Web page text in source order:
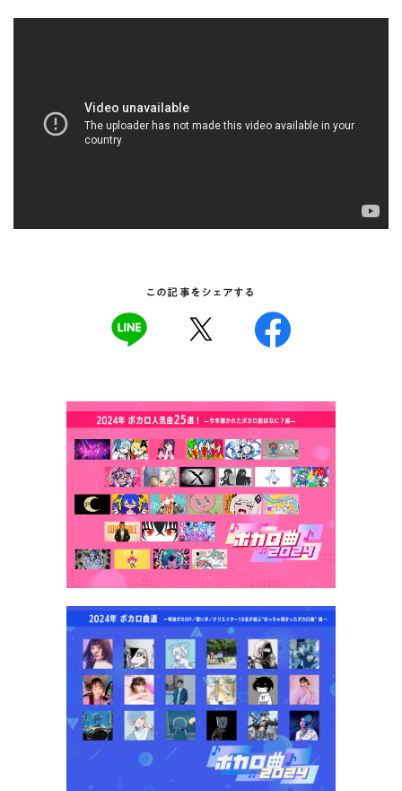
この記事をシェアする